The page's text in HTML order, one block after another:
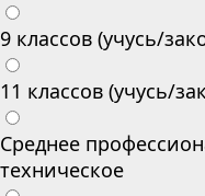
9 классов (учусь/
11 классов (учусь/
Среднее
техническое